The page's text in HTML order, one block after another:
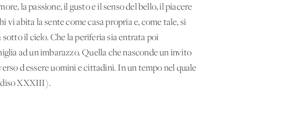
la passione, il gusto e il senso del bello, il piacere
abita la sente come casa propria e, come tale, si
sotto il cielo. Che la periferia sia entrata poi
ad un imbarazzo. Quella che nasconde un invito
d'essere uomini e cittadini. In un tempo nel quale
XXXIII).